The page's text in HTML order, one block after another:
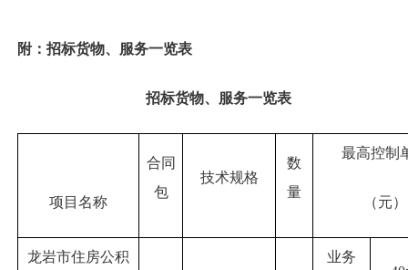
附：招标货物、服务一览表
招标货物、服务一览表
项目名称
合同
包
技术规格
数
量
最高控制
（元）
龙岩市住房公积
业务